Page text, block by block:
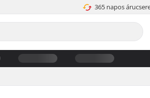
365 napos